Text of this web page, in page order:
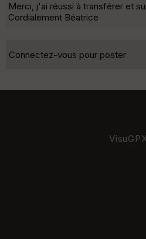
Merci, j'ai réussi à transférer et
Cordialement Béatrice
Connectez-vous pour poster